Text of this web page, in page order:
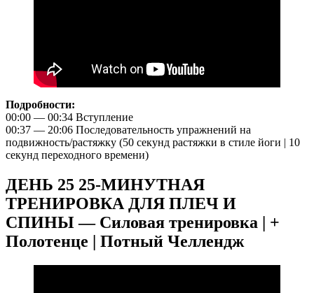
Подробности:
00:00 — 00:34 Вступление
00:37 — 20:06 Последовательность упражнений на
подвижность/растяжку (50 секунд растяжки в стиле йоги | 10
секунд переходного времени)
ДЕНЬ 25 25-МИНУТНАЯ
ТРЕНИРОВКА ДЛЯ ПЛЕЧ И
СПИНЫ — Силовая тренировка | +
Полотенце | Потный Челлендж